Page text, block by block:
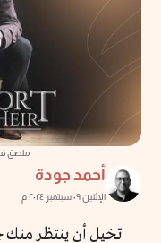
ملصق
أحمد جودة
الإثنين ٠٩ سبتمبر ٢٠٢٤ م
تخيل أن ينتظر